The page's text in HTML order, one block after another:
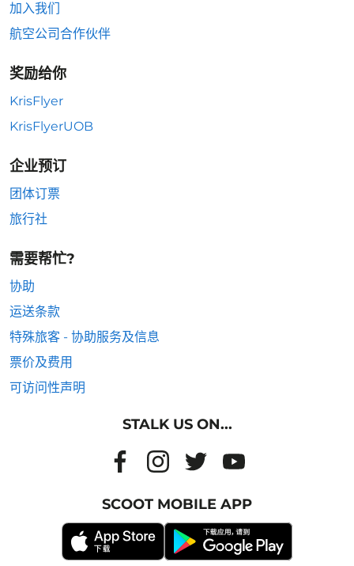
加入我们
航空公司合作伙伴
奖励给你
KrisFlyer
KrisFlyerUOB
企业预订
团体订票
旅行社
需要帮忙?
协助
运送条款
特殊旅客 - 协助服务及信息
票价及费用
可访问性声明
STALK US ON...
SCOOT MOBILE APP